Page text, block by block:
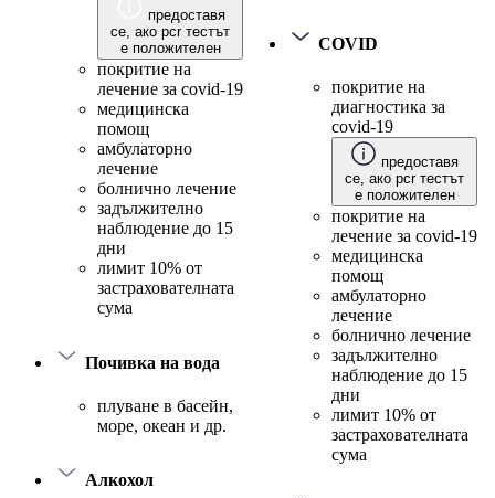
предоставя
се, ако pcr тестът
е положителен
покритие на
лечение за covid-19
медицинска
помощ
амбулаторно
лечение
болнично лечение
задължително
наблюдение до 15
дни
лимит 10% от
застрахователната
сума
Почивка на вода
плуване в басейн,
море, океан и др.
Алкохол
COVID
покритие на
диагностика за
covid-19
предоставя
се, ако pcr тестът
е положителен
покритие на
лечение за covid-19
медицинска
помощ
амбулаторно
лечение
болнично лечение
задължително
наблюдение до 15
дни
лимит 10% от
застрахователната
сума